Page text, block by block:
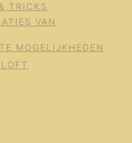
TRICKS
VAN
MOGELIJKHEDEN